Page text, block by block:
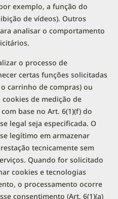
exemplo, a função do
de vídeos). Outros
analisar o comportamento
o processo de
certas funções solicitadas
carrinho de compras) ou
de medição de
base no Art. 6(1)(f) do
legal seja especificada. O
legítimo em armazenar
tecnicamente sem
Quando for solicitado
cookies e tecnologias
o processamento ocorre
consentimento (Art. 6(1)(a)